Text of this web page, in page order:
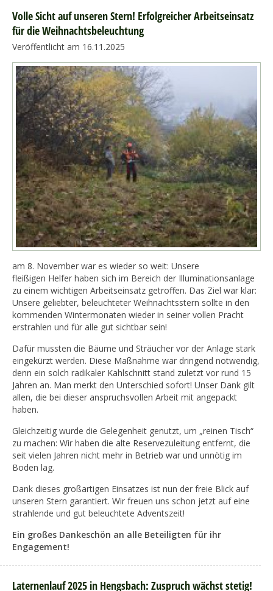
Volle Sicht auf unseren Stern! Erfolgreicher Arbeitseinsatz
für die Weihnachtsbeleuchtung
Veröffentlicht am 16.11.2025
am 8. November war es wieder so weit: Unsere
fleißigen Helfer haben sich im Bereich der Illuminationsanlage
zu einem wichtigen Arbeitseinsatz getroffen. Das Ziel war klar:
Unsere geliebter, beleuchteter Weihnachtsstern sollte in den
kommenden Wintermonaten wieder in seiner vollen Pracht
erstrahlen und für alle gut sichtbar sein!
Dafür mussten die Bäume und Sträucher vor der Anlage stark
eingekürzt werden. Diese Maßnahme war dringend notwendig,
denn ein solch radikaler Kahlschnitt stand zuletzt vor rund 15
Jahren an. Man merkt den Unterschied sofort! Unser Dank gilt
allen, die bei dieser anspruchsvollen Arbeit mit angepackt
haben.
Gleichzeitig wurde die Gelegenheit genutzt, um „reinen Tisch“
zu machen: Wir haben die alte Reservezuleitung entfernt, die
seit vielen Jahren nicht mehr in Betrieb war und unnötig im
Boden lag.
Dank dieses großartigen Einsatzes ist nun der freie Blick auf
unseren Stern garantiert. Wir freuen uns schon jetzt auf eine
strahlende und gut beleuchtete Adventszeit!
Ein großes Dankeschön an alle Beteiligten für ihr
Engagement!
Laternenlauf 2025 in Hengsbach: Zuspruch wächst stetig!